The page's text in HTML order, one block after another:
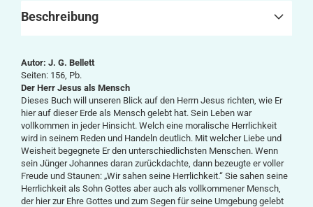
Beschreibung
Autor: J. G. Bellett
Seiten: 156, Pb.
Der Herr Jesus als Mensch
Dieses Buch will unseren Blick auf den Herrn Jesus richten, wie Er
hier auf dieser Erde als Mensch gelebt hat. Sein Leben war
vollkommen in jeder Hinsicht. Welch eine moralische Herrlichkeit
wird in seinem Reden und Handeln deutlich. Mit welcher Liebe und
Weisheit begegnete Er den unterschiedlichsten Menschen. Wenn
sein Jünger Johannes daran zurückdachte, dann bezeugte er voller
Freude und Staunen: „Wir sahen seine Herrlichkeit.“ Sie sahen seine
Herrlichkeit als Sohn Gottes aber auch als vollkommener Mensch,
der hier zur Ehre Gottes und zum Segen für seine Umgebung gelebt